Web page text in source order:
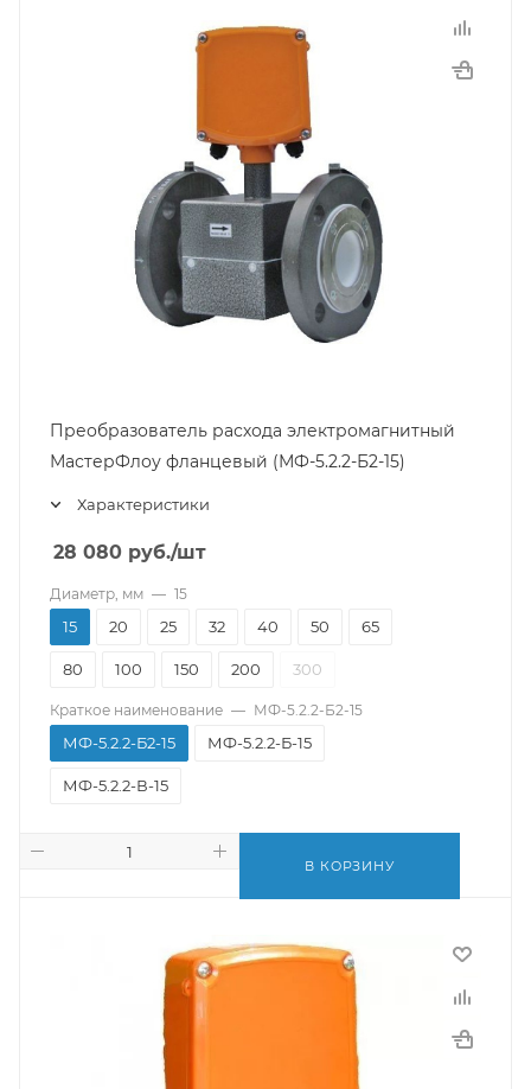
Преобразователь расхода электромагнитный
МастерФлоу фланцевый (МФ-5.2.2-Б2-15)
Характеристики
28 080 руб./шт
Диаметр, мм — 15
15 20 25 32 40 50 65
80 100 150 200 300
Краткое наименование — МФ-5.2.2-Б2-15
МФ-5.2.2-Б2-15 МФ-5.2.2-Б-15
МФ-5.2.2-В-15
В КОРЗИНУ